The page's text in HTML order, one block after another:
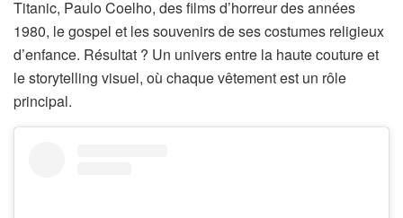
Titanic, Paulo Coelho, des films d’horreur des années
1980, le gospel et les souvenirs de ses costumes religieux
d’enfance. Résultat ? Un univers entre la haute couture et
le storytelling visuel, où chaque vêtement est un rôle
principal.